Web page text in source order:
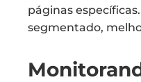
páginas
segmentado,